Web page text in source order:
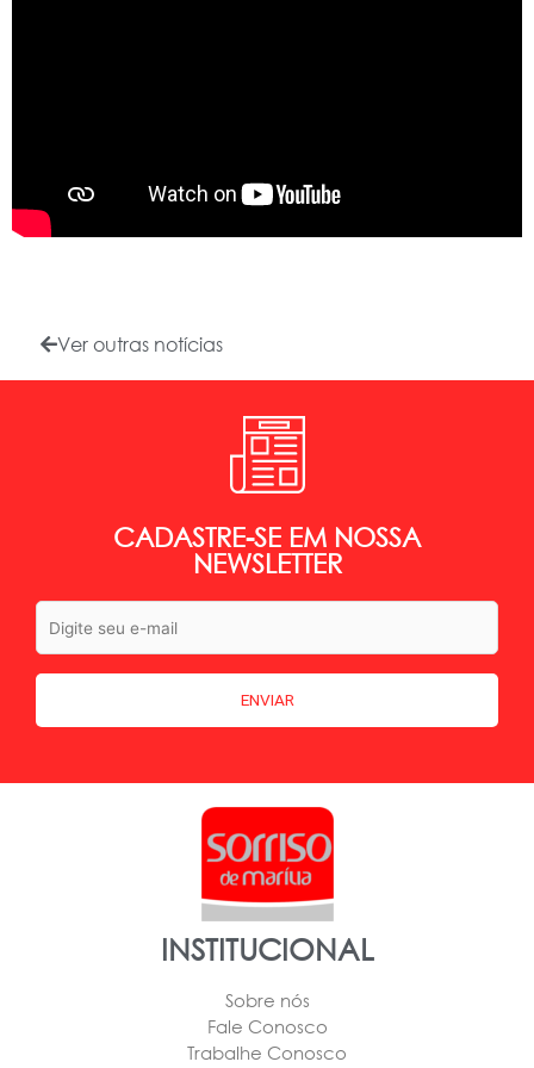
Ver outras notícias
CADASTRE-SE EM NOSSA
NEWSLETTER
INSTITUCIONAL
Sobre nós
Fale Conosco
Trabalhe Conosco